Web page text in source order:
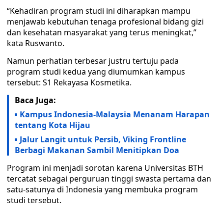
“Kehadiran program studi ini diharapkan mampu
menjawab kebutuhan tenaga profesional bidang gizi
dan kesehatan masyarakat yang terus meningkat,”
kata Ruswanto.
Namun perhatian terbesar justru tertuju pada
program studi kedua yang diumumkan kampus
tersebut: S1 Rekayasa Kosmetika.
Baca Juga:
Kampus Indonesia-Malaysia Menanam Harapan
tentang Kota Hijau
Jalur Langit untuk Persib, Viking Frontline
Berbagi Makanan Sambil Menitipkan Doa
Program ini menjadi sorotan karena Universitas BTH
tercatat sebagai perguruan tinggi swasta pertama dan
satu-satunya di Indonesia yang membuka program
studi tersebut.